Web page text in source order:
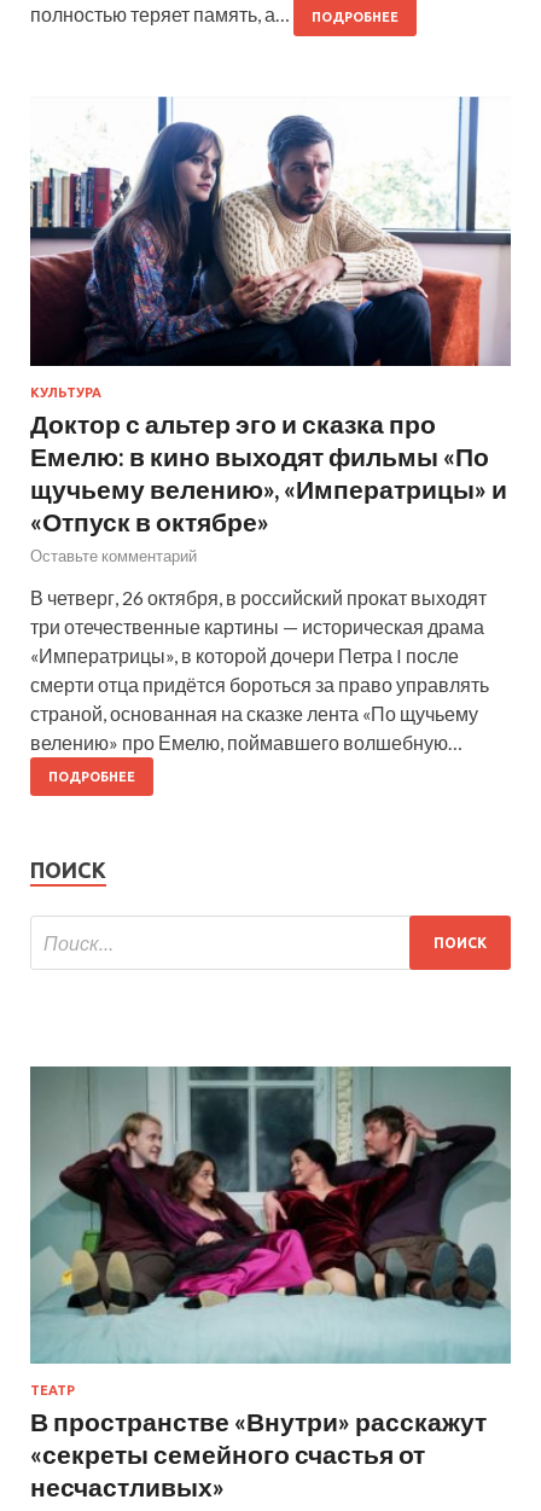
полностью теряет память, а…
ПОДРОБНЕЕ
КУЛЬТУРА
Доктор с альтер эго и сказка про
Емелю: в кино выходят фильмы «По
щучьему велению», «Императрицы» и
«Отпуск в октябре»
Оставьте комментарий
В четверг, 26 октября, в российский прокат выходят
три отечественные картины — историческая драма
«Императрицы», в которой дочери Петра I после
смерти отца придётся бороться за право управлять
страной, основанная на сказке лента «По щучьему
велению» про Емелю, поймавшего волшебную…
ПОДРОБНЕЕ
ПОИСК
ТЕАТР
В пространстве «Внутри» расскажут
«секреты семейного счастья от
несчастливых»